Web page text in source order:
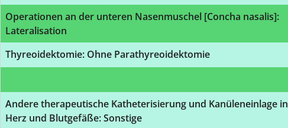
Operationen an der unteren Nasenmuschel [Concha nasalis]:
Lateralisation
Thyreoidektomie: Ohne Parathyreoidektomie
Andere therapeutische Katheterisierung und Kanüleneinlage in
Herz und Blutgefäße: Sonstige